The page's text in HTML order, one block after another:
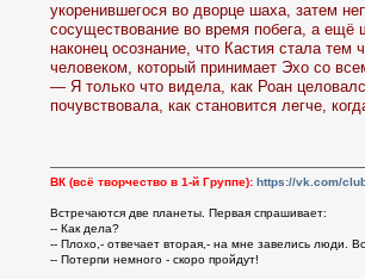
укоренившегося во дворце шаха, затем
сосуществование во время побега, а ещё
наконец осознание, что Кастия стала тем
человеком, который принимает Эхо со
— Я только что видела, как Роан
почувствовала, как становится легче,
ВК (всё творчество в 1-й Группе): https://vk.com/
Встречаются две планеты. Первая спрашивает:
-- Как дела?
-- Плохо,- отвечает вторая,- на мне завелись люди.
-- Потерпи немного - скоро пройдут!